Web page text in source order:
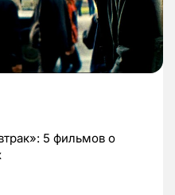
5 фильмов о